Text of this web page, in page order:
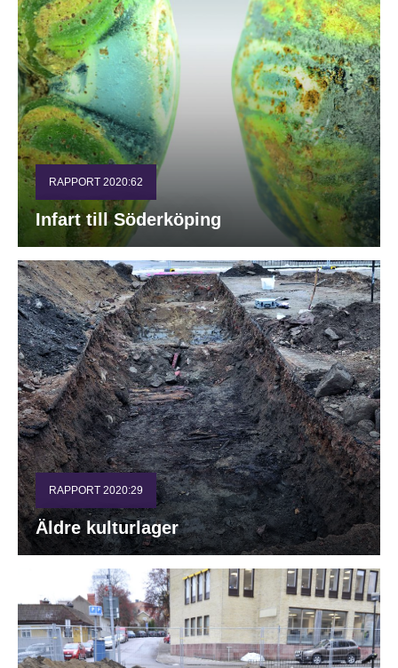
RAPPORT 2020:62
Infart till Söderköping
RAPPORT 2020:29
Äldre kulturlager